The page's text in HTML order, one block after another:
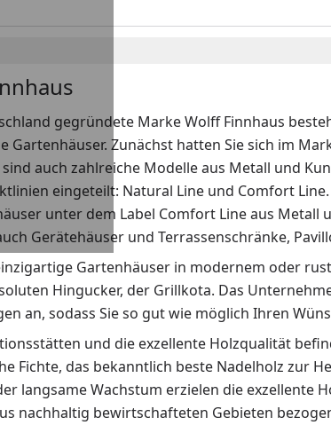
gegründete Marke Wolff Finnhaus
Gartenhäuser. Zunächst hatten Sie sich im
auch zahlreiche Modelle aus Metall und
eingeteilt: Natural Line und Comfort
unter dem Label Comfort Line aus
Gerätehäuser und Terrassenschränke,
Gartenhäuser in modernem oder
Hingucker, der Grillkota. Das
an, sodass Sie so gut wie möglich Ihren
und die exzellente Holzqualität
Fichte, das bekanntlich beste Nadelholz zur
langsame Wachstum erzielen die exzellente
nachhaltig bewirtschafteten Gebieten